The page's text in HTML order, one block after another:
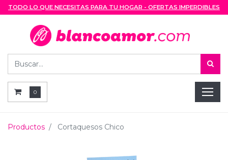
TODO LO QUE NECESITAS PARA TU HOGAR - OFERTAS IMPERDIBLES
0
Productos Cortaquesos Chico